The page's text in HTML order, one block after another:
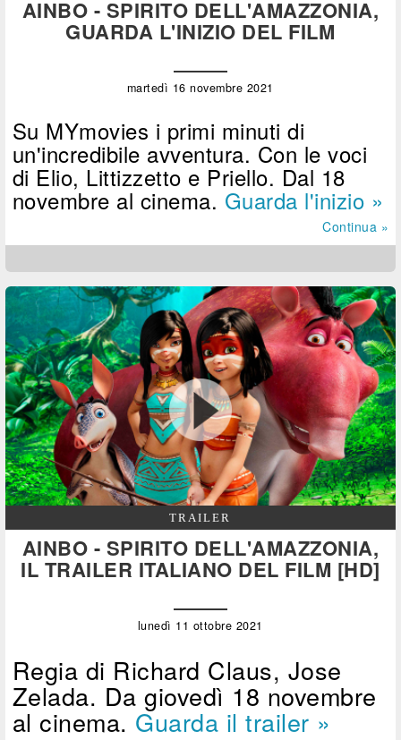
AINBO - SPIRITO DELL'AMAZZONIA,
GUARDA L'INIZIO DEL FILM
martedì 16 novembre 2021
Su MYmovies i primi minuti di
un'incredibile avventura. Con le voci
di Elio, Littizzetto e Priello. Dal 18
novembre al cinema. Guarda l'inizio »
Continua »
TRAILER
AINBO - SPIRITO DELL'AMAZZONIA,
IL TRAILER ITALIANO DEL FILM [HD]
lunedì 11 ottobre 2021
Regia di Richard Claus, Jose
Zelada. Da giovedì 18 novembre
al cinema. Guarda il trailer »